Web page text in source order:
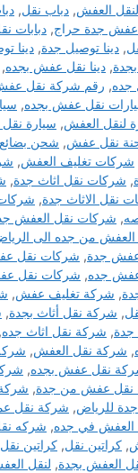
العفش, دباب نقل,
عفش جدة حراج, دبابات
, دينا توصيل جدة, دينا
, دينا نقل عفش بجده,
جده, رقم شركة نقل
نقل عفش بجده,
لنقل العفش, سيارة نقل
نقل عفش, شحن
شركات تغليف العفش,
, شركات نقل اثاث جدة,
نقل الاثاث جدة,
, شركات نقل العفش
من جده الى
جدة, شركات نقل
جده, شركات نقل
, شركة تغليف عفش,
, شركة نقل أثاث بجدة,
جدة, شركة نقل اثاث جده,
, شركة نقل العفش,
نقل عفش بجده,
نقل عفش من جدة,
للرياض, شركة نقل
العفش في جده, شركه
, كراتين نقل, كراتين
العفش بجدة, لنقل